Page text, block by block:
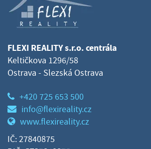
FLEXI REALITY s.r.o. centrála
Keltičkova 1296/58
Ostrava - Slezská Ostrava
+420 725 653 500
info@flexireality.cz
www.flexireality.cz
IČ: 27840875